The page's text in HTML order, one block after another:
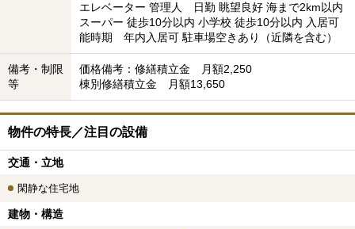
エレベーター 管理人 日勤 眺望良好 海まで2km以内
スーパー 徒歩10分以内 小学校 徒歩10分以内 入居可
能時期 年内入居可 駐車場空きあり（近隣を含む）
備考・制限
等
価格備考：修繕積立金 月額2,250
棟別修繕積立金 月額13,650
物件の特長／注目の設備
交通・立地
閑静な住宅地
建物・構造